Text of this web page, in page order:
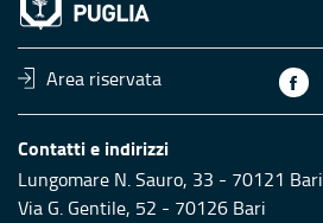
Area riservata
Contatti e indirizzi
Lungomare N. Sauro, 33 - 70121 Bari
Via G. Gentile, 52 - 70126 Bari